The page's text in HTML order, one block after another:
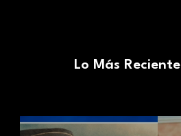
Lo Más Reciente